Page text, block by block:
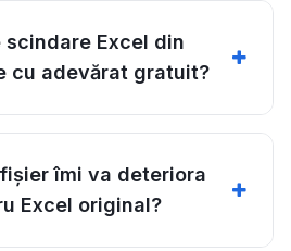
Excel din
cu adevărat gratuit?
îmi va deteriora
Excel original?